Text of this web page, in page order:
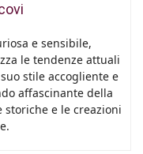
e sensibile,
le tendenze attuali
stile accogliente e
affascinante della
e le creazioni